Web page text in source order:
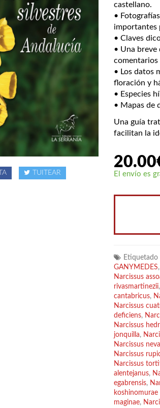
TUITEAR
castellano.
•
importantes
• Claves
• Una
comentarios
• Los datos
floración y
• Especies
• Mapas de
Una guía
facilitan la
20.00
El envío es
Etiquetado
GANYMEDES,
Narcissus
rivasmartinezii,
cantabricus,
Narcissus
deficiens,
Narcissus
jonquilla,
Narcissus
Narcissus
Narcissus
alentejanus,
egabrensis,
maginae,